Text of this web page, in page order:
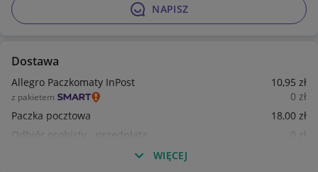
NAPISZ
Dostawa
Allegro Paczkomaty InPost 10,95 zł
z pakietem 0 zł
Paczka pocztowa
18,00 zł
Odbiór osobisty - przedpłata
0
zł
WIĘCEJ